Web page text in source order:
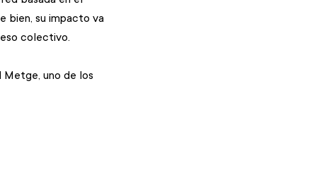
bien, su impacto va
colectivo.
uno de los